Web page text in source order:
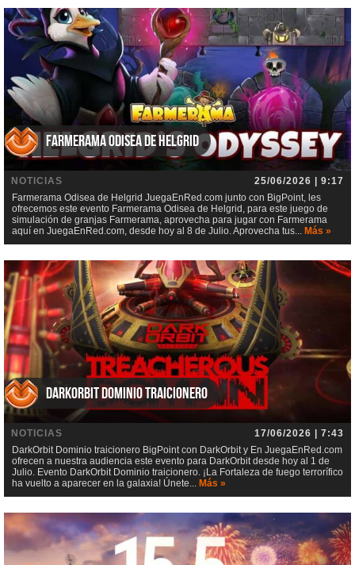
Farmerama Odisea de Helgrid
NOTICIAS
25/06/2026 | 9:17
Farmerama Odisea de Helgrid JuegaEnRed.com junto con BigPoint, les
ofrecemos este evento Farmerama Odisea de Helgrid, para este juego de
simulación de granjas Farmerama, aprovecha para jugar con Farmerama
aquí en JuegaEnRed.com, desde hoy al 8 de Julio. Aprovecha tus... Más »
DarkOrbit Dominio traicionero
NOTICIAS
17/06/2026 | 7:43
DarkOrbit Dominio traicionero BigPoint con DarkOrbit y En JuegaEnRed.com
ofrecen a nuestra audiencia este evento para DarkOrbit desde hoy al 1 de
Julio. Evento DarkOrbit Dominio traicionero. ¡La Fortaleza de fuego terrorífico
ha vuelto a aparecer en la galaxia! Únete... Más »